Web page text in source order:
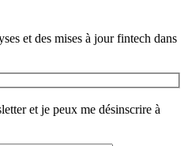
et des mises à jour fintech dans
et je peux me désinscrire à